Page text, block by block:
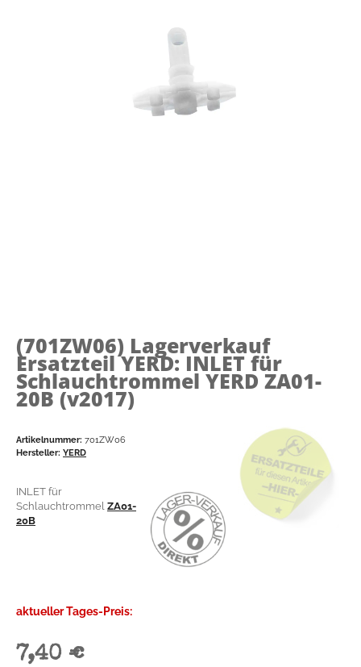
(701ZW06) Lagerverkauf
Ersatzteil YERD: INLET für
Schlauchtrommel YERD ZA01-
20B (v2017)
Artikelnummer: 701ZW06
Hersteller: YERD
INLET für
Schlauchtrommel ZA01-
20B
aktueller Tages-Preis:
7,40 €